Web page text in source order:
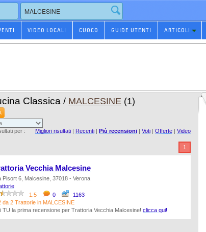
VIDEO LOCALI CUOCO GUIDE UTENTI ARTICOLI
Classica / MALCESINE (1)
per : Migliori risultati | Recenti | Più recensioni | Voti | Offerte | Video
1
Vecchia Malcesine
Pisort 6, Malcesine, 37018 - Verona
1.5
0
1163
da 2 Trattorie in MALCESINE
TU la prima recensione per Trattoria Vecchia Malcesine! clicca qui!